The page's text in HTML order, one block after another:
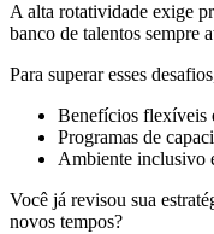
A alta rotatividade exige
banco de talentos sempre
Para superar esses
Benefícios flexíveis
Programas de
Ambiente inclusivo
Você já revisou sua
novos tempos?